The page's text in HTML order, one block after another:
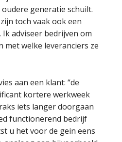
generatie schuilt.
toch vaak ook een
adviseer bedrijven om
met welke leveranciers ze
aan een klant: “de
kortere werkweek
iets langer doorgaan
functionerend bedrijf
u het voor de gein eens